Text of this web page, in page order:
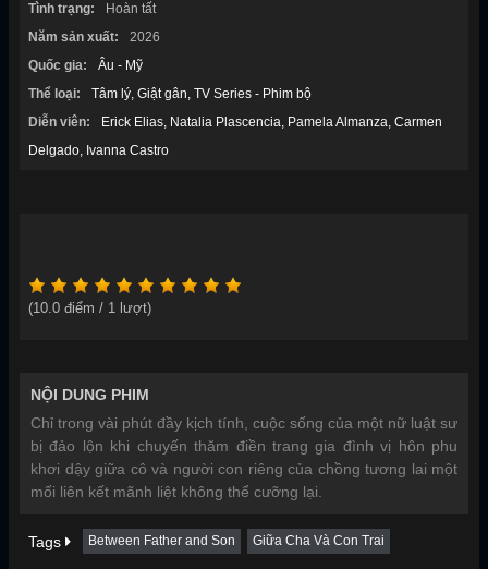
Tình trạng:
Hoàn tất
Năm sản xuất:
2026
Quốc gia:
Âu - Mỹ
Thể loại:
Tâm lý Giật gân TV Series - Phim bộ
Diễn viên:
Erick Elias Natalia Plascencia Pamela Almanza Carmen
Delgado
Ivanna Castro
(10.0 điểm / 1 lượt)
NỘI DUNG PHIM
Chỉ trong vài phút đầy kịch tính, cuộc sống của một nữ luật sư
bị đảo lộn khi chuyến thăm điền trang gia đình vị hôn phu
khơi dậy giữa cô và người con riêng của chồng tương lai một
mối liên kết mãnh liệt không thể cưỡng lại.
Tags Between Father and Son Giữa Cha Và Con Trai